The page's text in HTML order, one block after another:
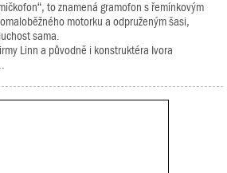
to znamená gramofon s řemínkovým
motorku a odpruženým šasi,
sama.
Linn a původně i konstruktéra Ivora